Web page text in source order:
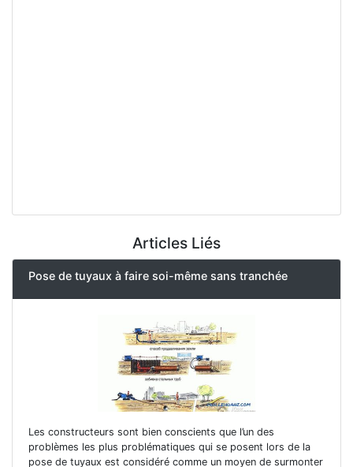
Articles Liés
Pose de tuyaux à faire soi-même sans tranchée
Les constructeurs sont bien conscients que l’un des
problèmes les plus problématiques qui se posent lors de la
pose de tuyaux est considéré comme un moyen de surmonter